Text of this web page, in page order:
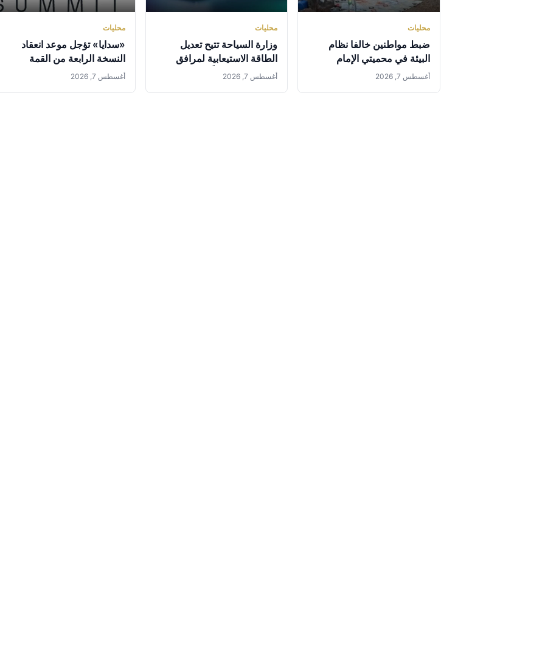
محليات
ضبط مواطنين خالفا نظام
البيئة في محميتي الإمام
عبدالعزيز بن محمد والإمام
أغسطس 7, 2026
محليات
وزارة السياحة تتيح تعديل
الطاقة الاستيعابية لمرافق
الضيافة إلكترونياً لموسم الحج
أغسطس 7, 2026
محليات
«سدايا» تؤجل موعد انعقاد
النسخة الرابعة من القمة
العالمية للذكاء الاصطناعي إلى
أغسطس 7, 2026